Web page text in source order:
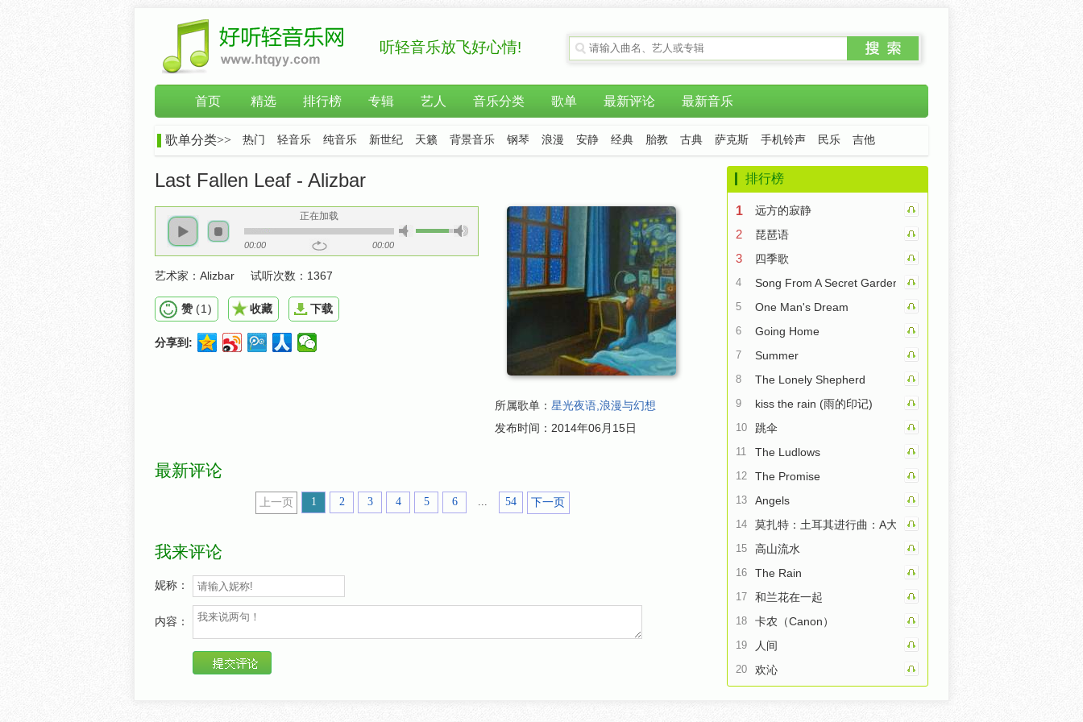
听轻音乐放飞好心情!
首页 精选 排行榜 专辑 艺人 音乐分类 歌单 最新评论 最新音乐
歌单分类>> 热门 轻音乐 纯音乐 新世纪 天籁 背景音乐 钢琴 浪漫 安静 经典 胎教 古典 萨克斯 手机铃声 民乐 吉他
Last Fallen Leaf - Alizbar
正在加载
00:00 00:00
艺术家： Alizbar 试听次数： 1367
赞 (1 ) 收藏 下载
分享到:
所属歌单： 星光夜语,浪漫与幻想
发布时间： 2014年06月15日
最新评论
上一页 1 2 3 4 5 6 ... 54 下一页
我来评论
妮称：
内容：
排行榜
1 远方的寂静
2 琵琶语
3 四季歌
4 Song From A Secret Garden
5 One Man's Dream
6 Going Home
7 Summer
8 The Lonely Shepherd
9 kiss the rain (雨的印记)
10 跳伞
11 The Ludlows
12 The Promise
13 Angels
14 莫扎特：土耳其进行曲：A大调钢琴奏鸣曲第三乐章
15 高山流水
16 The Rain
17 和兰花在一起
18 卡农（Canon）
19 人间
20 欢沁